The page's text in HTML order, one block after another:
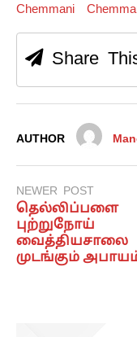
Chemmani
Share
AUTHOR
NEWER POST
தெல்லிப்பளை
புற்றுநோய்
வைத்தியசாலை
முடங்கும்